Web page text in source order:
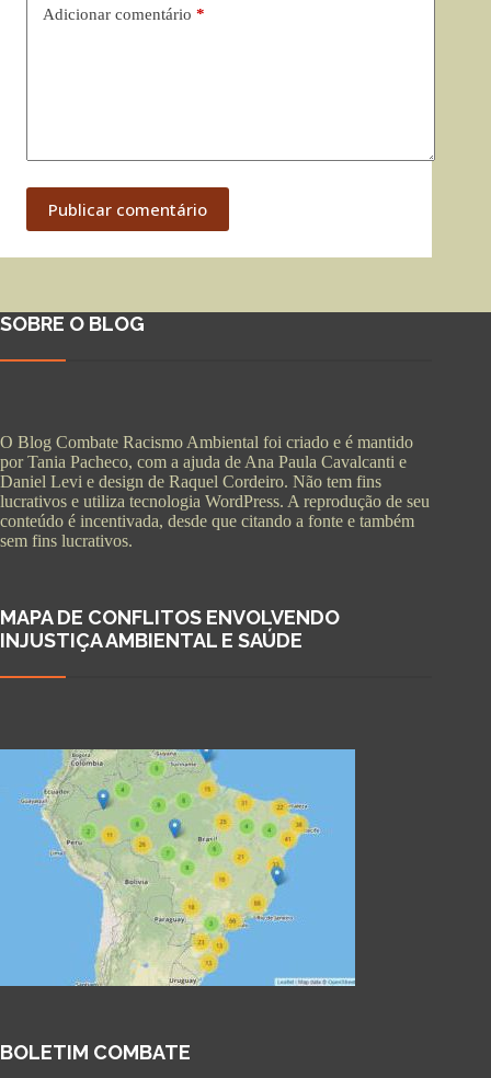
Adicionar comentário *
Publicar comentário
SOBRE O BLOG
O Blog Combate Racismo Ambiental foi criado e é mantido
por Tania Pacheco, com a ajuda de Ana Paula Cavalcanti e
Daniel Levi e design de Raquel Cordeiro. Não tem fins
lucrativos e utiliza tecnologia WordPress. A reprodução de seu
conteúdo é incentivada, desde que citando a fonte e também
sem fins lucrativos.
MAPA DE CONFLITOS ENVOLVENDO
INJUSTIÇA AMBIENTAL E SAÚDE
BOLETIM COMBATE